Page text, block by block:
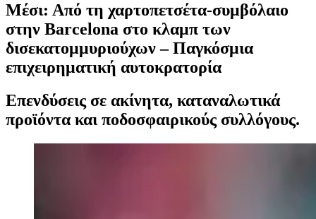
Μέσι: Από τη χαρτοπετσέτα-συμβόλαιο
στην Barcelona στο κλαμπ των
δισεκατομμυριούχων – Παγκόσμια
επιχειρηματική αυτοκρατορία
Επενδύσεις σε ακίνητα, καταναλωτικά
προϊόντα και ποδοσφαιρικούς συλλόγους.